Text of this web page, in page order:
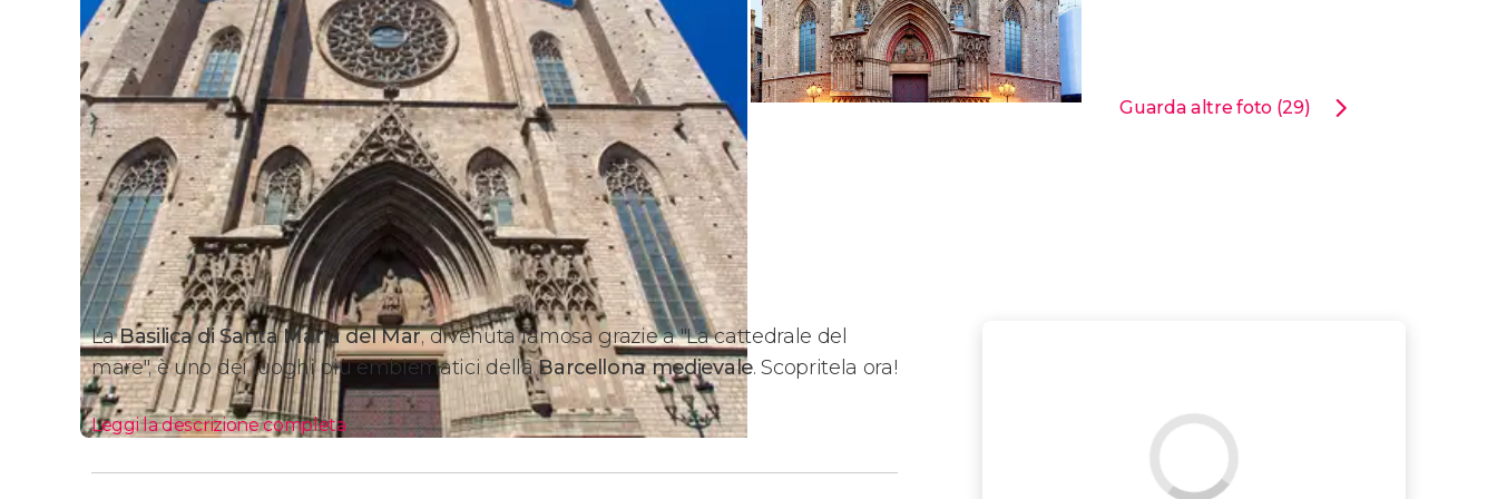
Guarda altre foto (29)
LaBasilica di Santa María del Mar, divenuta famosa grazie a "La cattedrale del
mare", è uno dei luoghi più emblematici dellaBarcellona medievale. Scopritela ora!
Leggi la descrizione completa